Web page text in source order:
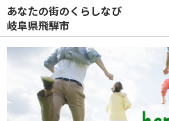
あなたの街のくらしなび
岐阜県飛騨市